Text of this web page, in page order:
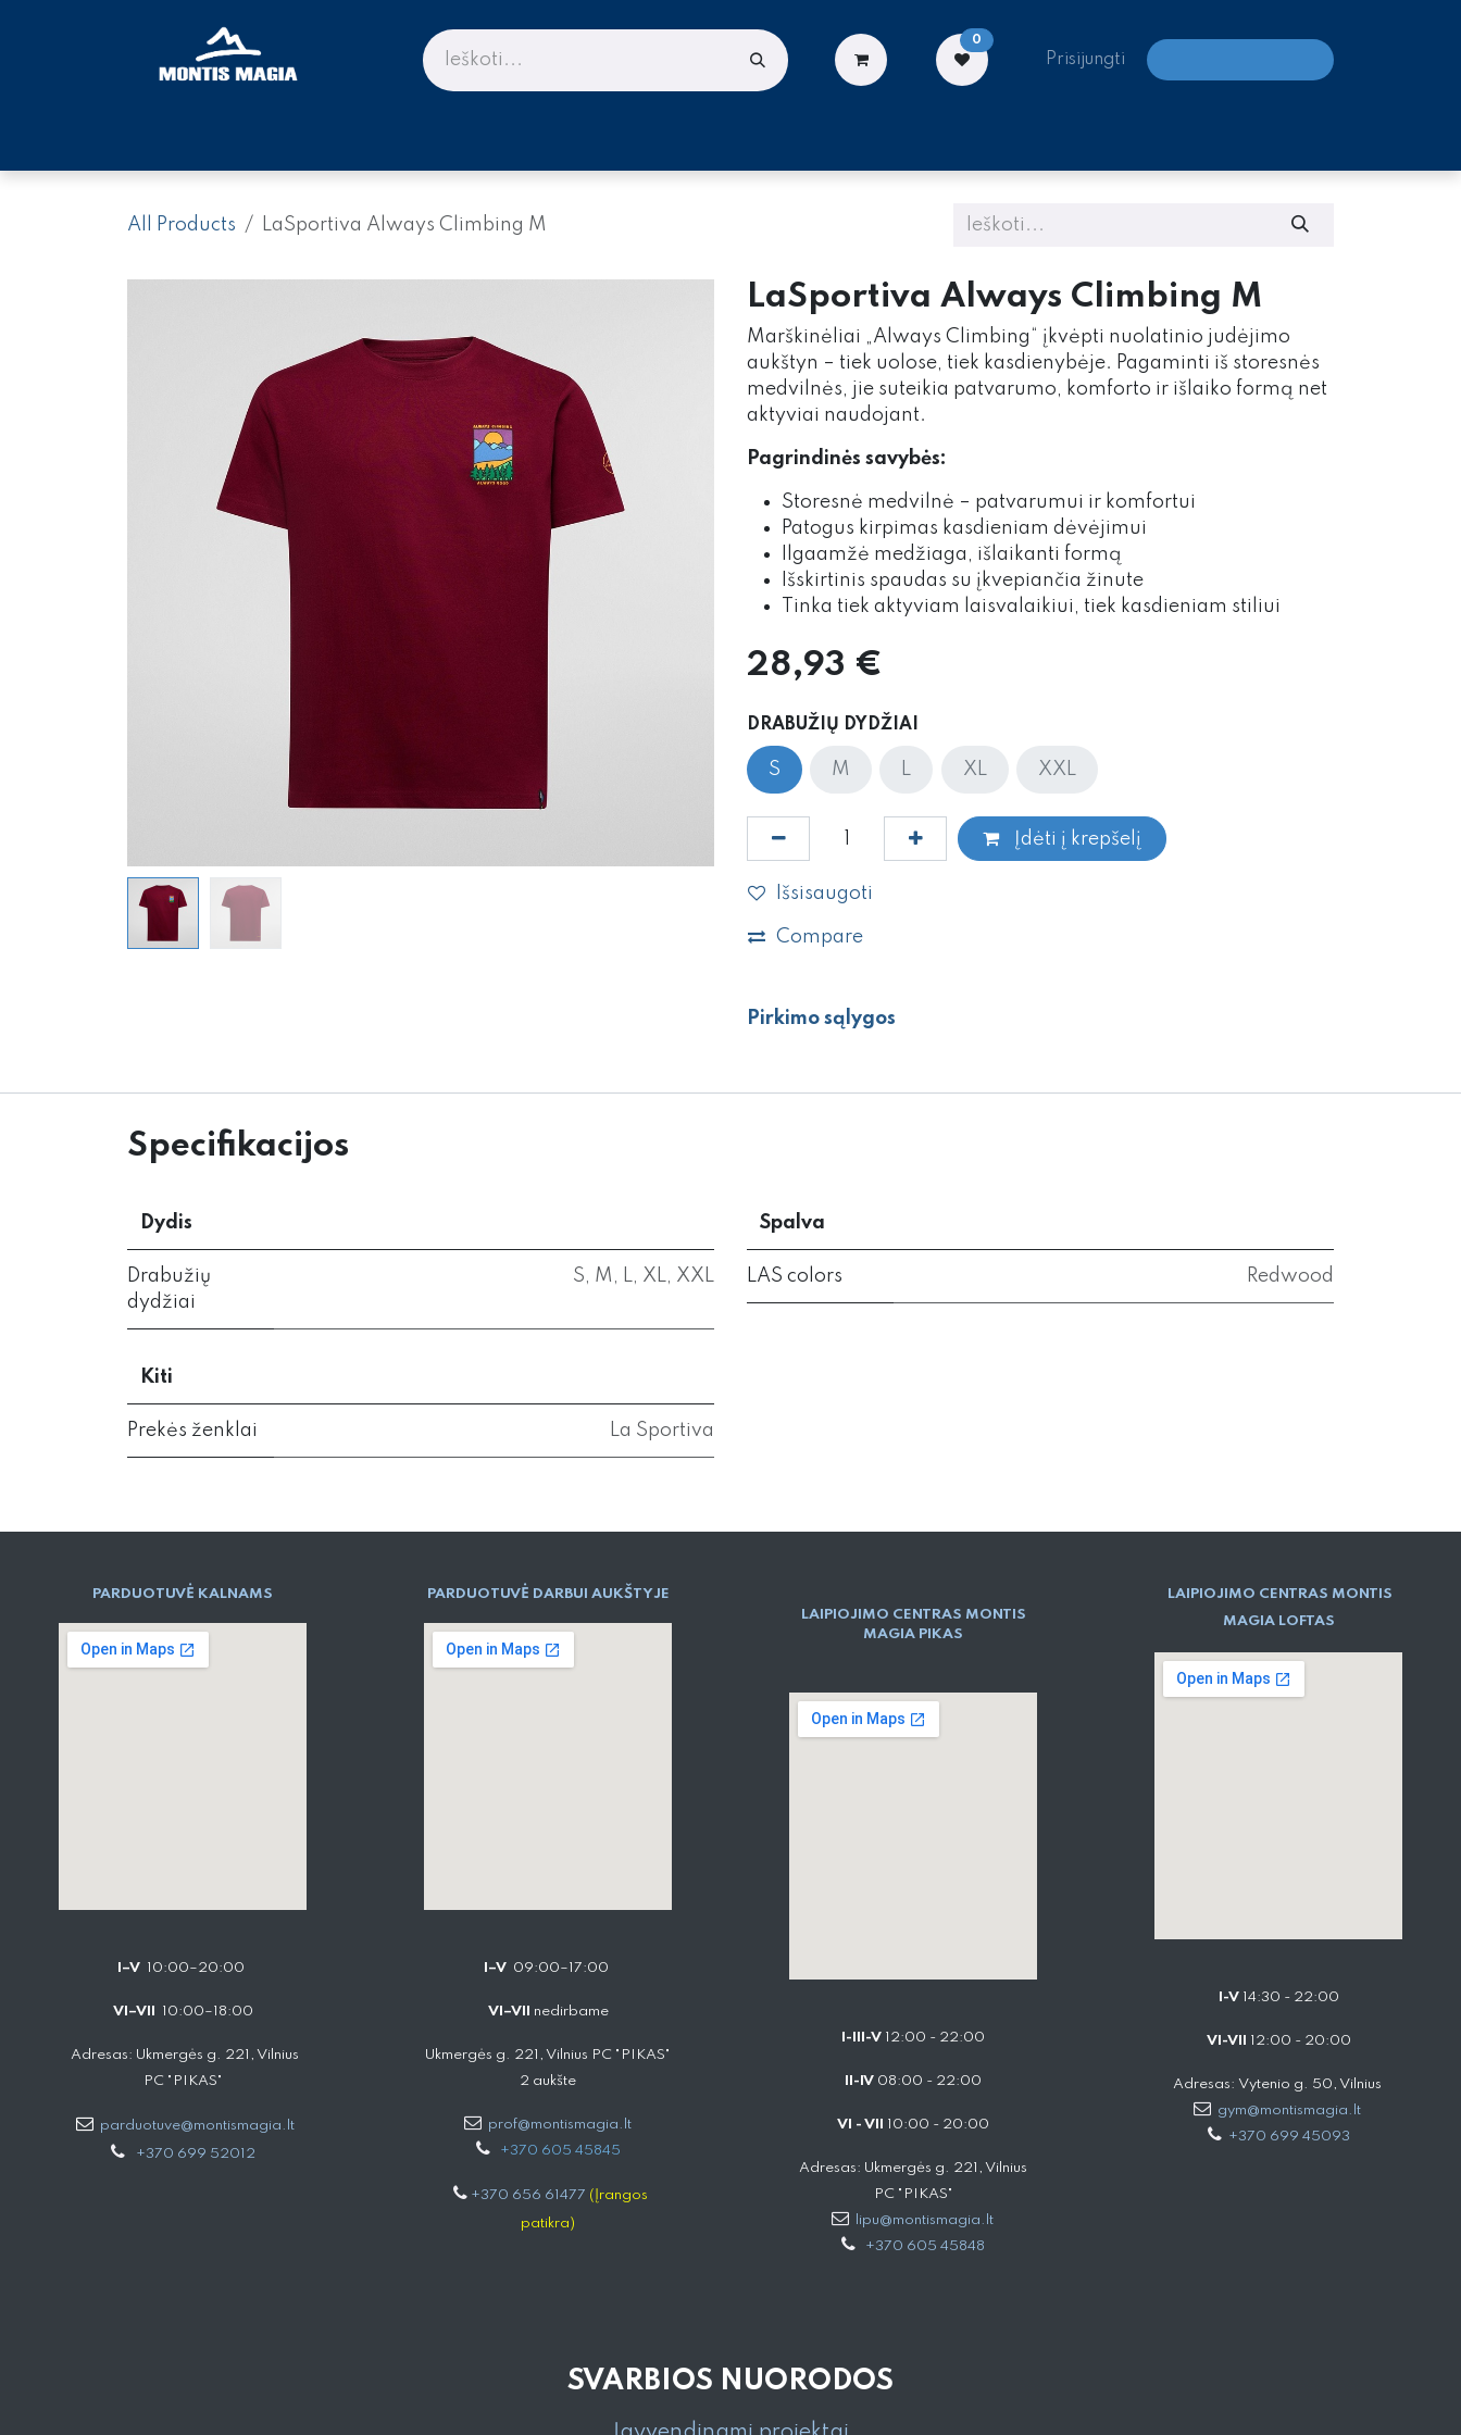
0
Prisijungti
All Products LaSportiva Always Climbing M
LaSportiva Always Climbing M
Marškinėliai „Always Climbing“ įkvėpti nuolatinio judėjimo
aukštyn – tiek uolose, tiek kasdienybėje. Pagaminti iš storesnės
medvilnės, jie suteikia patvarumo, komforto ir išlaiko formą net
aktyviai naudojant.
Pagrindinės savybės:
Storesnė medvilnė – patvarumui ir komfortui
Patogus kirpimas kasdieniam dėvėjimui
Ilgaamžė medžiaga, išlaikanti formą
Išskirtinis spaudas su įkvepiančia žinute
Tinka tiek aktyviam laisvalaikiui, tiek kasdieniam stiliui
28,93 €
DRABUŽIŲ DYDŽIAI
S M L XL XXL
Įdėti į krepšelį
Išsisaugoti
Compare
Pirkimo sąlygos
Specifikacijos
Dydis
Drabužių
dydžiai
S M XL XXL
Spalva
LAS colors Redwood
Kiti
Prekės ženklai La Sportiva
PARD​UOTUVĖ​ KALNAMS
I–V 10:00–20:00
VI–VII 10:00–18:00
Adresas: Ukmergės g. 221, Vilnius
PC "PIKAS"
parduotuve@montismagia.lt
+370 699 52012
PARDUOTUVĖ DARBUI AUKŠTYJE
I–V 09:00–17:00
VI–VII nedirbame
Ukmergės g. 221, Vilnius PC "PIKAS"
2 aukšte
prof@montismagia.lt
+370 605 4584​5
+370 656 61477 (Įrangos
patikra)
LAIPIOJIMO CENTRAS MONTIS
MAGIA PIKAS
I-III-V 12:00 - 22:00
II-IV 08:00 - 22:00
VI - VII 10:00 - 20:00
Adresas: Ukmergės g. 221, Vilnius
PC "PIKAS"
lipu@montismagia.lt
+370 605 45848
LAIPIOJIMO CENTRAS MONTIS
MAGIA LOFTAS
I-V14:30 - 22:00
VI-VII 12:00 - 20:00
Adresas: Vytenio g. 50, Vilnius
gym@montismagia.lt
+370 699 45093
SVARBIOS NUORODOS